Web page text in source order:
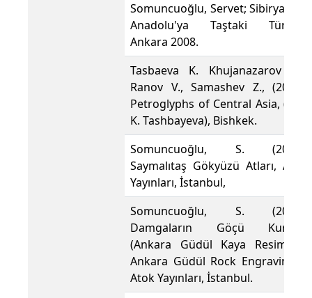
Somuncuoğlu, Servet; Sibirya'dan
Anadolu'ya Taştaki Türkler,
Ankara 2008.
Tasbaeva K. Khujanazarov M.,
Ranov V., Samashev Z., (2001).
Petroglyphs of Central Asia, (edt.
K. Tashbayeva), Bishkek.
Somuncuoğlu, S. (2011).
Saymalıtaş Gökyüzü Atları, Atok
Yayınları, İstanbul,
Somuncuoğlu, S. (2012).
Damgaların Göçü Kurgan
(Ankara Güdül Kaya Resimleri-
Ankara Güdül Rock Engravings),
Atok Yayınları, İstanbul.